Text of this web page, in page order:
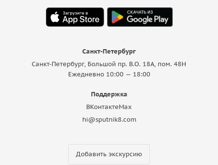
Санкт-Петербург
Санкт-Петербург, Большой пр. В.О. 18A, пом. 48Н
Ежедневно 10:00 — 18:00
Поддержка
ВКонтактеMax
hi@sputnik8.com
Добавить экскурсию